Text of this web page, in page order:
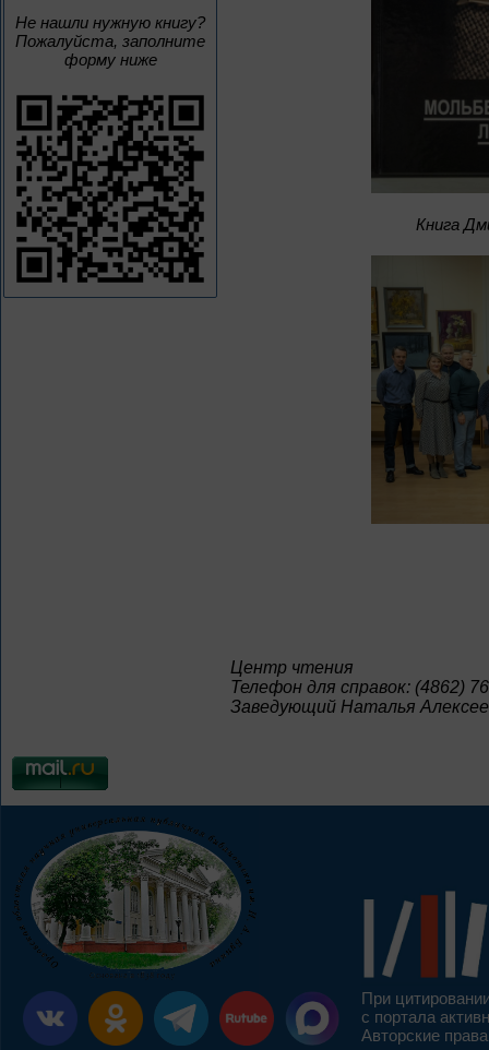
Не нашли нужную книгу?
Пожалуйста, заполните
форму ниже
Книга
Центр чтения
Телефон для справок: (4862)
Заведующий Наталья
При
с портала
Авторские